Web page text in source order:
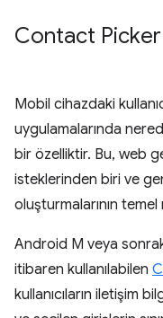
Contact
Mobil cihazdaki
uygulamalarında
bir özelliktir. Bu, web
isteklerinden biri ve
oluşturmalarının temel
Android M veya
itibaren kullanılabilen
kullanıcıların iletişim